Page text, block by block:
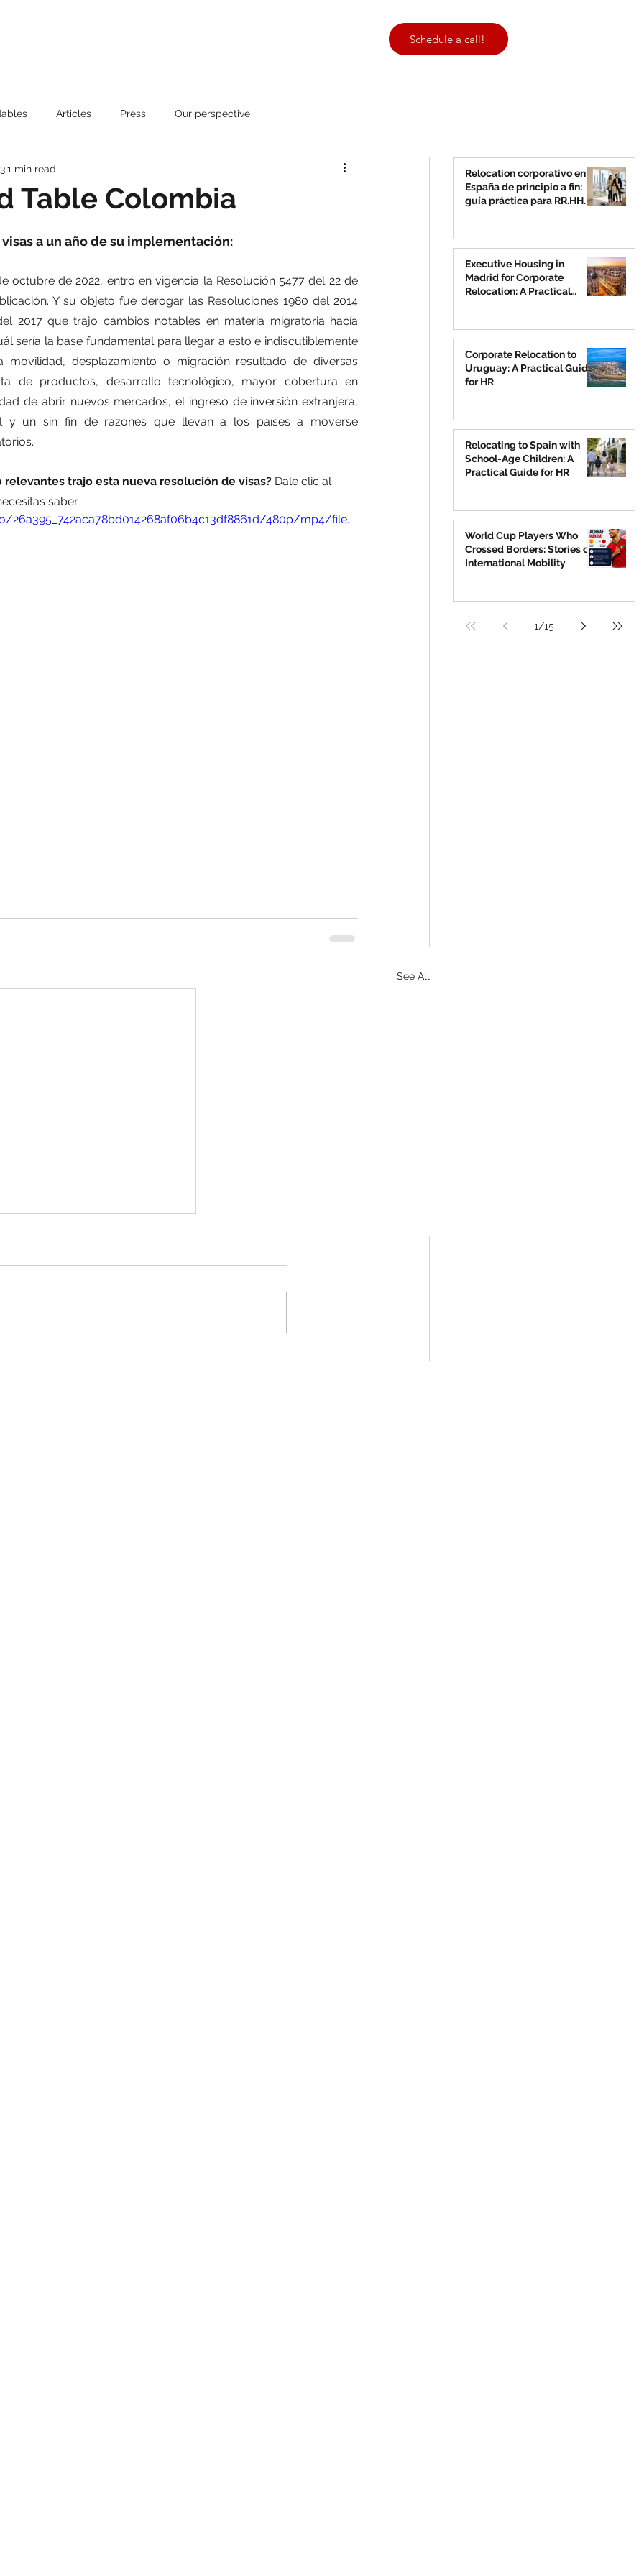
Schedule a call!
Articles Press Our perspective
Table Colombia
1 min read
a un año de su implementación:
octubre de 2022, entró en vigencia la Resolución 5477 del 22 de
Y su objeto fue derogar las Resoluciones 1980 del 2014
2017 que trajo cambios notables en materia migratoria hacía
sería la base fundamental para llegar a esto e indiscutiblemente
movilidad, desplazamiento o migración resultado de diversas
de productos, desarrollo tecnológico, mayor cobertura en
de abrir nuevos mercados, el ingreso de inversión extranjera,
y un sin fin de razones que llevan a los países a moverse
trajo esta nueva resolución de visas? Dale clic al
saber.
26a395_742aca78bd014268af06b4c13df8861d/480p/mp4/file.
See All
Relocation corporativo en
España de principio a fin:
guía práctica para RR.HH.
Executive Housing in
Madrid for Corporate
Relocation: A Practical
Corporate Relocation to
Uruguay: A Practical Guide
for HR
Relocating to Spain with
School-Age Children: A
Practical Guide for HR
World Cup Players Who
Crossed Borders: Stories of
International Mobility
1/15